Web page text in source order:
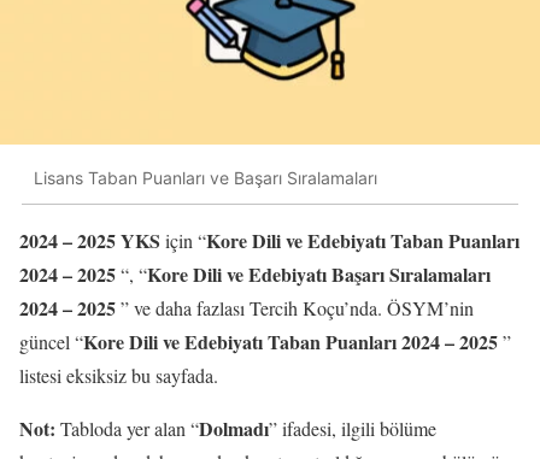
Lisans Taban Puanları ve Başarı Sıralamaları
2024 – 2025YKS için “Kore Dili ve Edebiyatı Taban Puanları
2024 – 2025“, “Kore Dili ve Edebiyatı Başarı Sıralamaları
2024 – 2025” ve daha fazlası Tercih Koçu’nda. ÖSYM’nin
güncel “Kore Dili ve Edebiyatı Taban Puanları 2024 – 2025”
listesi eksiksiz bu sayfada.
Not: Tabloda yer alan “Dolmadı” ifadesi, ilgili bölüme